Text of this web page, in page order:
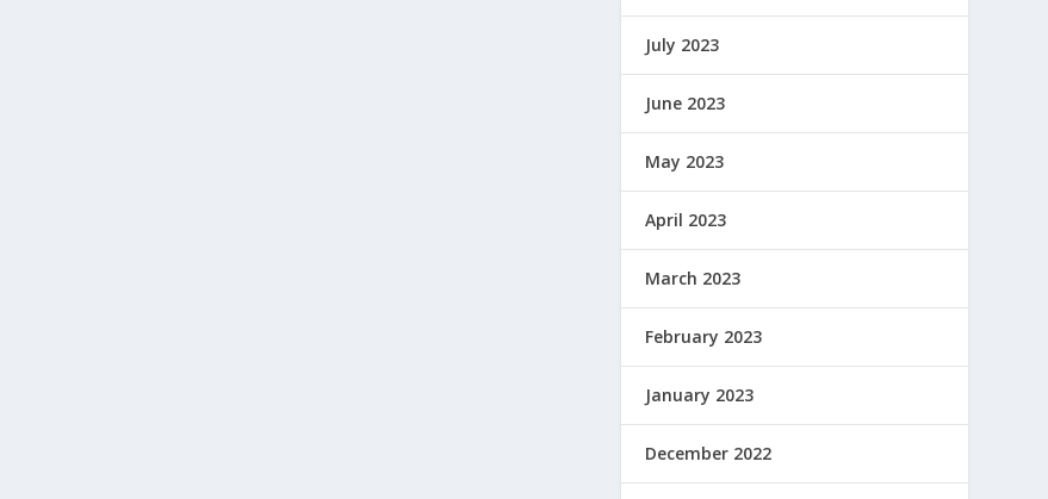
July 2023
June 2023
May 2023
April 2023
March 2023
February 2023
January 2023
December 2022